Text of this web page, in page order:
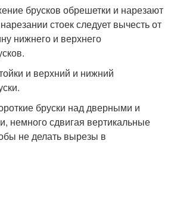
брусков обрешетки и нарезают
стоек следует вычесть от
нижнего и верхнего
и верхний и нижний
бруски над дверными и
немного сдвигая вертикальные
не делать вырезы в